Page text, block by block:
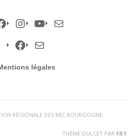
Facebook
mail
légales
RÉGIONALE DES MJC BOURGOGNE-
THÈME DULCET PAR FRT